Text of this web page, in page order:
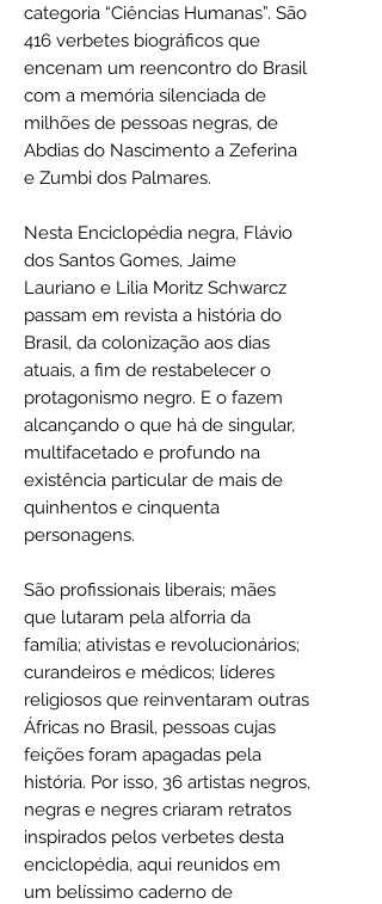
categoria “Ciências Humanas”. São
416 verbetes biográficos que
encenam um reencontro do Brasil
com a memória silenciada de
milhões de pessoas negras, de
Abdias do Nascimento a Zeferina
e Zumbi dos Palmares.
Nesta Enciclopédia negra, Flávio
dos Santos Gomes, Jaime
Lauriano e Lilia Moritz Schwarcz
passam em revista a história do
Brasil, da colonização aos dias
atuais, a fim de restabelecer o
protagonismo negro. E o fazem
alcançando o que há de singular,
multifacetado e profundo na
existência particular de mais de
quinhentos e cinquenta
personagens.
São profissionais liberais; mães
que lutaram pela alforria da
família; ativistas e revolucionários;
curandeiros e médicos; líderes
religiosos que reinventaram outras
Áfricas no Brasil, pessoas cujas
feições foram apagadas pela
história. Por isso, 36 artistas negros,
negras e negres criaram retratos
inspirados pelos verbetes desta
enciclopédia, aqui reunidos em
um belíssimo caderno de